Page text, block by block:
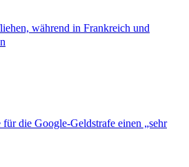
während in Frankreich und
die Google-Geldstrafe einen „sehr